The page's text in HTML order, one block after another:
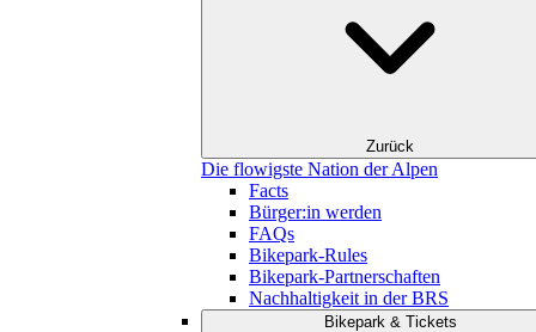
Zurück
Die flowigste Nation der Alpen
Facts
Bürger:in werden
FAQs
Bikepark-Rules
Bikepark-Partnerschaften
Nachhaltigkeit in der BRS
Bikepark & Tickets